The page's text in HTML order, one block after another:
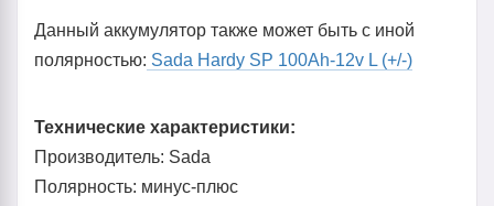
Данный аккумулятор также может быть с иной
полярностью: Sada Hardy SP 100Ah-12v L (+/-)
Технические характеристики:
Производитель: Sada
Полярность: минус-плюс